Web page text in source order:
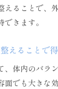
えることで、
きます。
えることで
、体内のバラ
面でも大きな